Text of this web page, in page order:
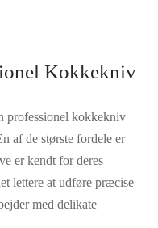
Kokkekniv
professionel kokkekniv
af de største fordele er
er kendt for deres
lettere at udføre præcise
med delikate